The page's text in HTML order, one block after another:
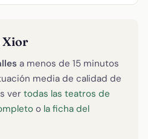
Xior
a menos de 15 minutos
media de calidad de
ver todas las teatros de
o la ficha del